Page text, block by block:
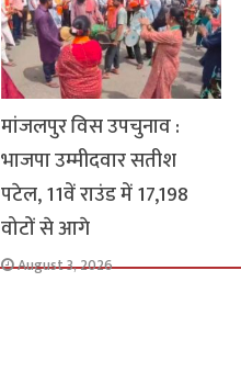
मांजलपुर विस उपचुनाव :
भाजपा उम्मीदवार सतीश
पटेल, 11वें राउंड में 17,198
वोटों से आगे
August 3, 2026